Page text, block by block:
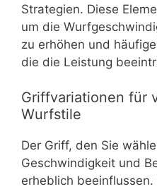
Strategien. Diese
um die
zu erhöhen und
die die Leistung
Griffvariationen für
Wurfstile
Der Griff, den Sie
Geschwindigkeit und
erheblich